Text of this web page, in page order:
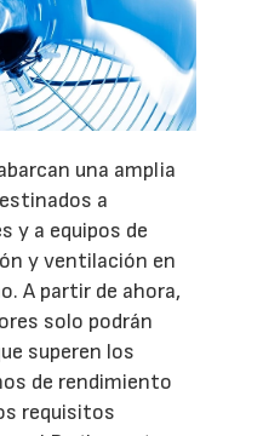
una amplia
a
y a equipos de
y ventilación en
A partir de ahora,
solo podrán
superen los
de rendimiento
requisitos